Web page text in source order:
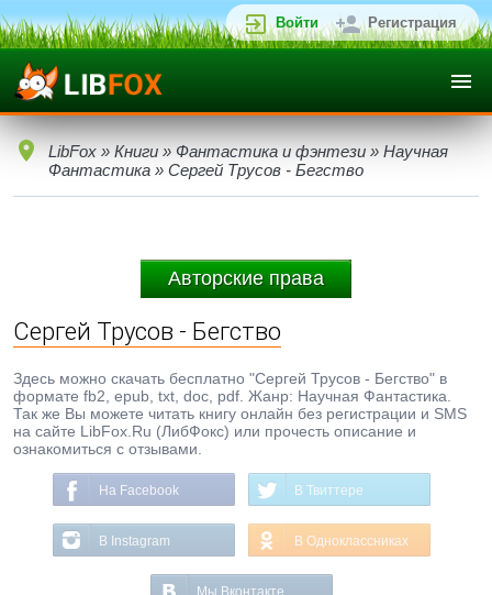
Войти Регистрация
LibFox » Книги » Фантастика и фэнтези » Научная
Фантастика » Сергей Трусов - Бегство
Авторские права
Сергей Трусов - Бегство
Здесь можно скачать бесплатно "Сергей Трусов - Бегство" в
формате fb2, epub, txt, doc, pdf. Жанр: Научная Фантастика.
Так же Вы можете читать книгу онлайн без регистрации и SMS
на сайте LibFox.Ru (ЛибФокс) или прочесть описание и
ознакомиться с отзывами.
На Facebook В Твиттере
В Instagram В Одноклассниках
Мы Вконтакте